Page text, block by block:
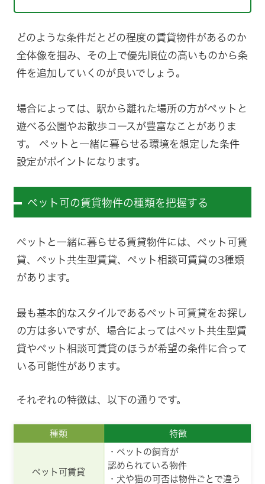
どのような条件だとどの程度の賃貸物件があるのか
全体像を掴み、その上で優先順位の高いものから条
件を追加していくのが良いでしょう。
場合によっては、駅から離れた場所の方がペットと
遊べる公園やお散歩コースが豊富なことがありま
す。 ペットと一緒に暮らせる環境を想定した条件
設定がポイントになります。
ペット可の賃貸物件の種類を把握する
ペットと一緒に暮らせる賃貸物件には、ペット可賃
貸、ペット共生型賃貸、ペット相談可賃貸の3種類
があります。
最も基本的なスタイルであるペット可賃貸をお探し
の方は多いですが、場合によってはペット共生型賃
貸やペット相談可賃貸のほうが希望の条件に合って
いる可能性があります。
それぞれの特徴は、以下の通りです。
種類 特徴
ペット可賃貸
・ペットの飼育が
認められている物件
・犬や猫の可否は物件ごとで違う